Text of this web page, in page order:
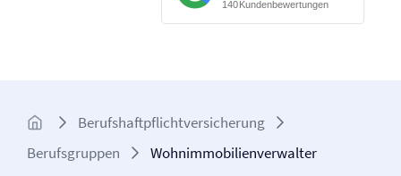
Berufs­haftpflicht­versicherung
Berufsgruppen
Wohnimmobilienverwalter